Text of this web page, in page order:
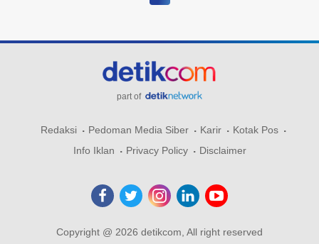
part of
Redaksi Pedoman Media Siber Karir
Kotak Pos
Info Iklan
Privacy Policy Disclaimer
Copyright @ 2026 detikcom, All right reserved